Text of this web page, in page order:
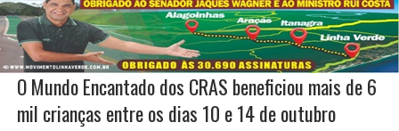
O Mundo Encantado dos CRAS beneficiou mais de 6
mil crianças entre os dias 10 e 14 de outubro